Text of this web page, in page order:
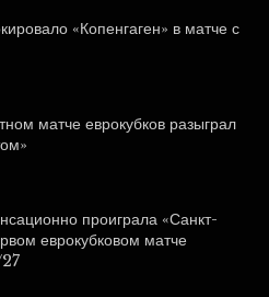
«Копенгаген» в матче с
матче еврокубков разыграл
проиграла «Санкт-
еврокубковом матче